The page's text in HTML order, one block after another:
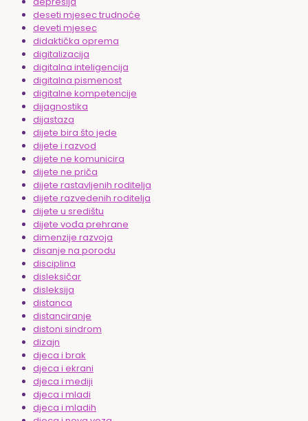
deseti mjesec trudnoće
deveti mjesec
didaktička oprema
digitalizacija
digitalna inteligencija
digitalna pismenost
digitalne kompetencije
dijagnostika
dijastaza
dijete bira što jede
dijete i razvod
dijete ne komunicira
dijete ne priča
dijete rastavljenih roditelja
dijete razvedenih roditelja
dijete u središtu
dijete vođa prehrane
dimenzije razvoja
disanje na porodu
disciplina
disleksičar
disleksija
distanca
distanciranje
distoni sindrom
dizajn
djeca i brak
djeca i ekrani
djeca i mediji
djeca i mladi
djeca i mladih